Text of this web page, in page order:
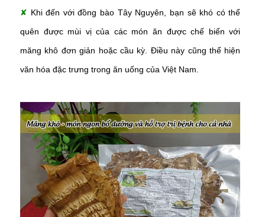
✘ Khi đến với đồng bào Tây Nguyên, bạn sẽ khó có thể
quên được mùi vị của các món ăn được chế biến với
măng khô đơn giản hoặc cầu kỳ. Điều này cũng thể hiện
văn hóa đặc trưng trong ăn uống của Việt Nam.